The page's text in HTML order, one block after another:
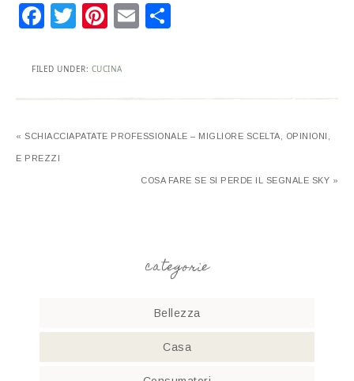
Facebook
Twitter
Pinterest
Email
FILED UNDER: CUCINA
« SCHIACCIAPATATE PROFESSIONALE – MIGLIORE SCELTA, OPINIONI,
E PREZZI
COSA FARE SE SI PERDE IL SEGNALE SKY »
categorie
Bellezza
Casa